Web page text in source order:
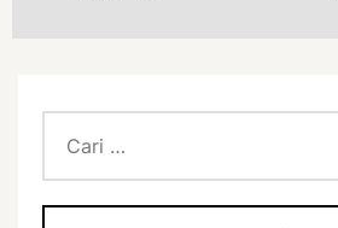
untuk: